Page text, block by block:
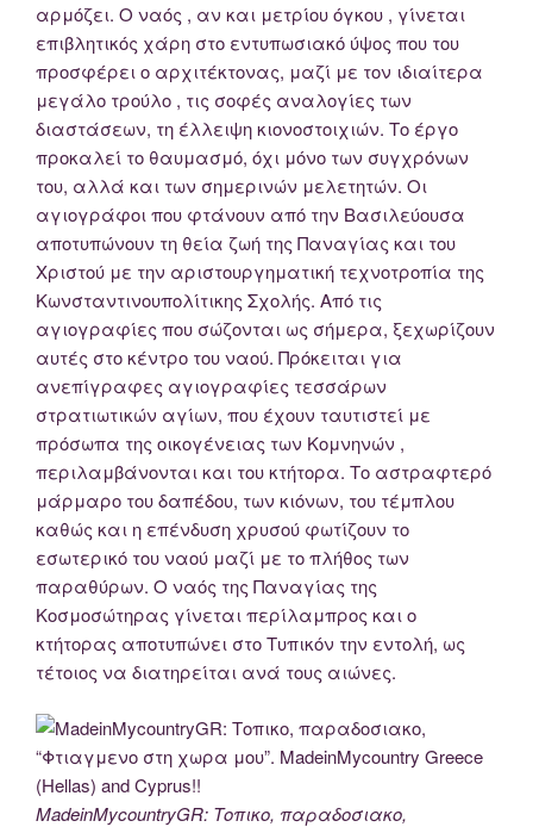
αρμόζει. Ο ναός , αν και μετρίου όγκου , γίνεται
επιβλητικός χάρη στο εντυπωσιακό ύψος που του
προσφέρει ο αρχιτέκτονας, μαζί με τον ιδιαίτερα
μεγάλο τρούλο , τις σοφές αναλογίες των
διαστάσεων, τη έλλειψη κιονοστοιχιών. Το έργο
προκαλεί το θαυμασμό, όχι μόνο των συγχρόνων
του, αλλά και των σημερινών μελετητών. Οι
αγιογράφοι που φτάνουν από την Βασιλεύουσα
αποτυπώνουν τη θεία ζωή της Παναγίας και του
Χριστού με την αριστουργηματική τεχνοτροπία της
Κωνσταντινουπολίτικης Σχολής. Από τις
αγιογραφίες που σώζονται ως σήμερα, ξεχωρίζουν
αυτές στο κέντρο του ναού. Πρόκειται για
ανεπίγραφες αγιογραφίες τεσσάρων
στρατιωτικών αγίων, που έχουν ταυτιστεί με
πρόσωπα της οικογένειας των Κομνηνών ,
περιλαμβάνονται και του κτήτορα. Το αστραφτερό
μάρμαρο του δαπέδου, των κιόνων, του τέμπλου
καθώς και η επένδυση χρυσού φωτίζουν το
εσωτερικό του ναού μαζί με το πλήθος των
παραθύρων. Ο ναός της Παναγίας της
Κοσμοσώτηρας γίνεται περίλαμπρος και ο
κτήτορας αποτυπώνει στο Τυπικόν την εντολή, ως
τέτοιος να διατηρείται ανά τους αιώνες.
MadeinMycountryGR: Τοπικο, παραδοσιακο,